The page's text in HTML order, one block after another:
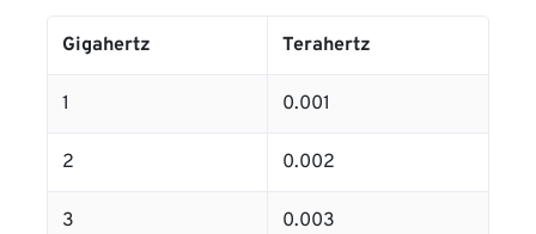
Gigahertz Terahertz
1 0.001
2 0.002
3 0.003